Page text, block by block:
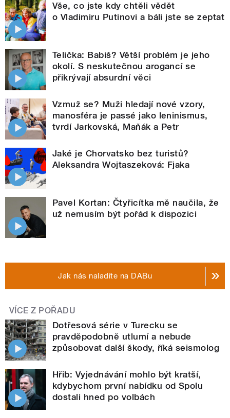
Vše, co jste kdy chtěli vědět
o Vladimiru Putinovi a báli jste se zeptat
Telička: Babiš? Větší problém je jeho
okolí. S neskutečnou arogancí se
přikrývají absurdní věci
Vzmuž se? Muži hledají nové vzory,
manosféra je passé jako leninismus,
tvrdí Jarkovská, Maňák a Petr
Jaké je Chorvatsko bez turistů?
Aleksandra Wojtaszeková: Fjaka
Pavel Kortan: Čtyřicítka mě naučila, že
už nemusím být pořád k dispozici
Jak nás naladíte na DABu
VÍCE Z POŘADU
Dotřesová série v Turecku se
pravděpodobně utlumí a nebude
způsobovat další škody, říká seismolog
Hřib: Vyjednávání mohlo být kratší,
kdybychom první nabídku od Spolu
dostali hned po volbách